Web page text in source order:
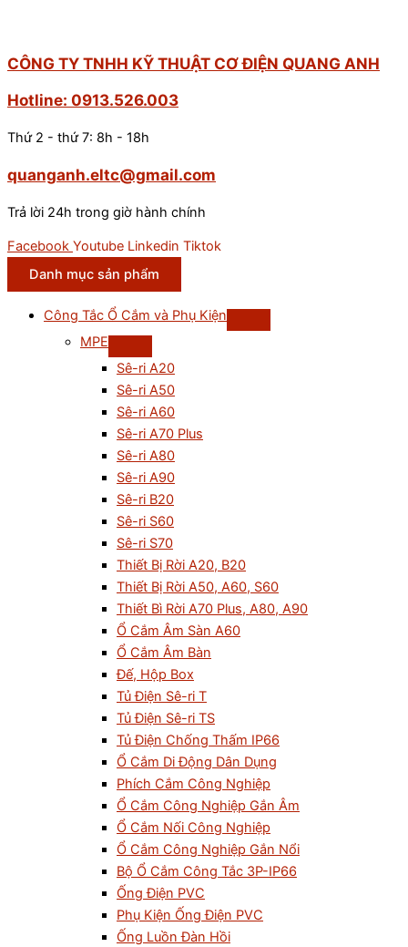
CÔNG TY TNHH KỸ THUẬT CƠ ĐIỆN QUANG ANH
Hotline: 0913.526.003
Thứ 2 - thứ 7: 8h - 18h
quanganh.eltc@gmail.com
Trả lời 24h trong giờ hành chính
Facebook Youtube Linkedin Tiktok
Danh mục sản phẩm
Công Tắc Ổ Cắm và Phụ Kiện
MPE
Sê-ri A20
Sê-ri A50
Sê-ri A60
Sê-ri A70 Plus
Sê-ri A80
Sê-ri A90
Sê-ri B20
Sê-ri S60
Sê-ri S70
Thiết Bị Rời A20, B20
Thiết Bị Rời A50, A60, S60
Thiết Bì Rời A70 Plus, A80, A90
Ổ Cắm Âm Sàn A60
Ổ Cắm Âm Bàn
Đế, Hộp Box
Tủ Điện Sê-ri T
Tủ Điện Sê-ri TS
Tủ Điện Chống Thấm IP66
Ổ Cắm Di Động Dân Dụng
Phích Cắm Công Nghiệp
Ổ Cắm Công Nghiệp Gắn Âm
Ổ Cắm Nối Công Nghiệp
Ổ Cắm Công Nghiệp Gắn Nổi
Bộ Ổ Cắm Công Tắc 3P-IP66
Ống Điện PVC
Phụ Kiện Ống Điện PVC
Ống Luồn Đàn Hồi